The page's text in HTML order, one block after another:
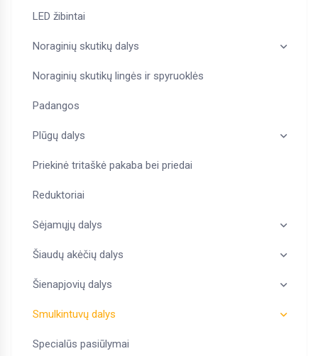
LED žibintai
Noraginių skutikų dalys
Noraginių skutikų lingės ir spyruoklės
Padangos
Plūgų dalys
Priekinė tritaškė pakaba bei priedai
Reduktoriai
Sėjamųjų dalys
Šiaudų akėčių dalys
Šienapjovių dalys
Smulkintuvų dalys
Specialūs pasiūlymai